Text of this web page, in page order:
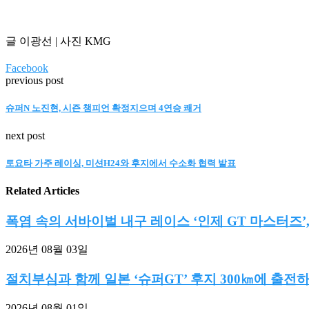
글 이광선 | 사진 KMG
Facebook
previous post
슈퍼N 노진현, 시즌 챔피언 확정지으며 4연승 쾌거
next post
토요타 가주 레이싱, 미션H24와 후지에서 수소화 협력 발표
Related Articles
폭염 속의 서바이벌 내구 레이스 ‘인제 GT 마스터즈
2026년 08월 03일
절치부심과 함께 일본 ‘슈퍼GT’ 후지 300㎞에 출전